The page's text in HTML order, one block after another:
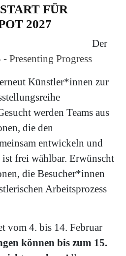
FÜR
2027
Presenting Progress
Der
Künstler*innen zur
werden Teams aus
die den
entwickeln und
ist frei wählbar. Erwünscht
die Besucher*innen
Arbeitsprozess
vom 4. bis 14. Februar
können bis zum 15.